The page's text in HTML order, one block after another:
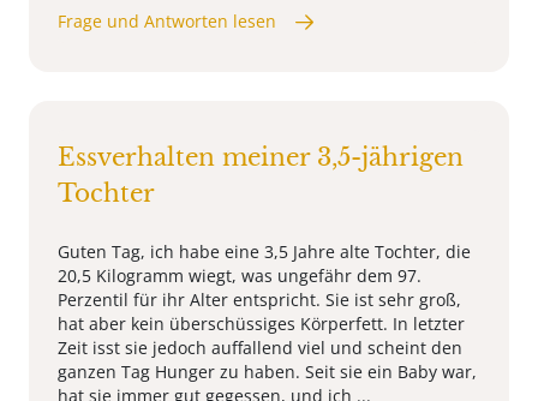
Frage und Antworten lesen
Essverhalten meiner 3,5-jährigen
Tochter
Guten Tag, ich habe eine 3,5 Jahre alte Tochter, die
20,5 Kilogramm wiegt, was ungefähr dem 97.
Perzentil für ihr Alter entspricht. Sie ist sehr groß,
hat aber kein überschüssiges Körperfett. In letzter
Zeit isst sie jedoch auffallend viel und scheint den
ganzen Tag Hunger zu haben. Seit sie ein Baby war,
hat sie immer gut gegessen, und ich ...